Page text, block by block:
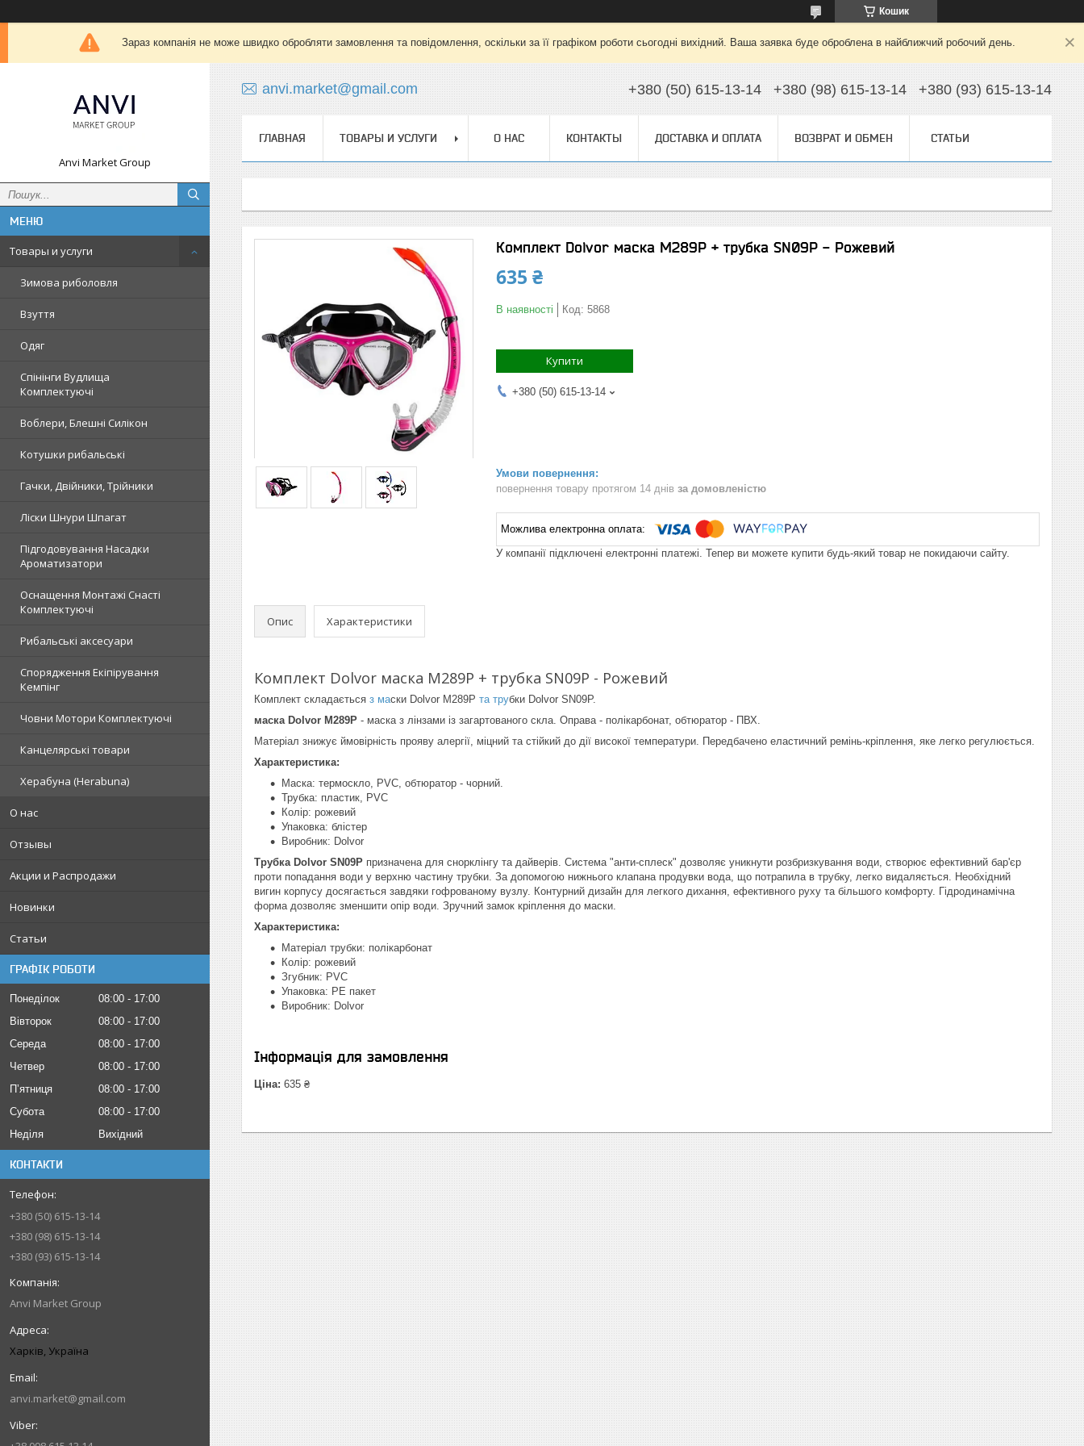
Кошик
Зараз компанія не може швидко обробляти замовлення та повідомлення, оскільки за її графіком роботи сьогодні вихідний. Ваша заявка буде оброблена в найближчий робочий день.
Anvi Market Group
Товары и услуги
Зимова риболовля
Взуття
Одяг
Спінінги Вудлища
Комплектуючі
Воблери, Блешні Силікон
Котушки рибальські
Гачки, Двійники, Трійники
Ліски Шнури Шпагат
Підгодовування Насадки
Ароматизатори
Оснащення Монтажі Снасті
Комплектуючі
Рибальські аксесуари
Спорядження Екіпірування
Кемпінг
Човни Мотори Комплектуючі
Канцелярські товари
Херабуна (Herabuna)
О нас
Отзывы
Акции и Распродажи
Новинки
Статьи
ГРАФІК РОБОТИ
Понеділок 08:00
17:00
Вівторок
08:00
17:00
Середа
08:00
17:00
Четвер
08:00
17:00
Пʼятниця
08:00
17:00
Субота
08:00
17:00
Неділя
Вихідний
КОНТАКТИ
+380 (50) 615-13-14
+380 (98) 615-13-14
+380 (93) 615-13-14
Anvi Market Group
Харків, Україна
anvi.market@gmail.com
anvi.market@gmail.com +380 (50) 615-13-14 +380 (98) 615-13-14 +380 (93) 615-13-14
ГЛАВНАЯ ТОВАРЫ И УСЛУГИ О НАС КОНТАКТЫ ДОСТАВКА И ОПЛАТА ВОЗВРАТ И ОБМЕН СТАТЬИ
Комплект Dolvor маска M289P + трубка SN09P - Рожевий
635 ₴
В наявності Код: 5868
Купити
+380 (50) 615-13-14
повернення товару протягом 14 днів за домовленістю
У компанії підключені електронні платежі. Тепер ви можете купити будь-який товар не покидаючи сайту.
Опис Характеристики
Комплект Dolvor маска M289P + трубка SN09P - Рожевий
Комплект складається з маски Dolvor M289P та трубки Dolvor SN09P.
маска Dolvor M289P - маска з лінзами із загартованого скла. Оправа - полікарбонат, обтюратор - ПВХ.
Матеріал знижує ймовірність прояву алергії, міцний та стійкий до дії високої температури. Передбачено еластичний ремінь-кріплення, яке легко регулюється.
Характеристика:
Маска: термоскло, PVC, обтюратор - чорний.
Трубка: пластик, PVC
Колір: рожевий
Упаковка: блістер
Виробник: Dolvor
Трубка Dolvor SN09P призначена для снорклінгу та дайверів. Система "анти-сплеск" дозволяє уникнути розбризкування води, створює ефективний бар'єр
проти попадання води у верхню частину трубки. За допомогою нижнього клапана продувки вода, що потрапила в трубку, легко видаляється. Необхідний
вигин корпусу досягається завдяки гофрованому вузлу. Контурний дизайн для легкого дихання, ефективного руху та більшого комфорту. Гідродинамічна
форма дозволяє зменшити опір води. Зручний замок кріплення до маски.
Характеристика:
Матеріал трубки: полікарбонат
Колір: рожевий
Згубник: PVC
Упаковка: PE пакет
Виробник: Dolvor
Інформація для замовлення
Ціна: 635 ₴